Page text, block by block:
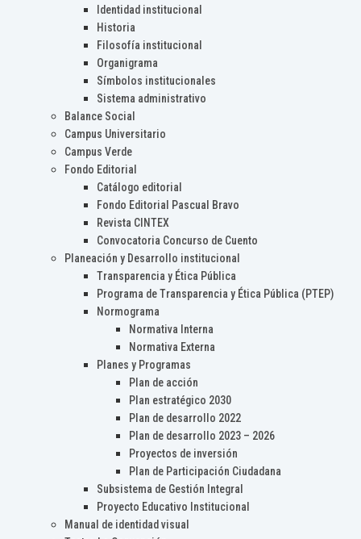
Identidad institucional
Historia
Filosofía institucional
Organigrama
Símbolos institucionales
Sistema administrativo
Balance Social
Campus Universitario
Campus Verde
Fondo Editorial
Catálogo editorial
Fondo Editorial Pascual Bravo
Revista CINTEX
Convocatoria Concurso de Cuento
Planeación y Desarrollo institucional
Transparencia y Ética Pública
Programa de Transparencia y Ética Pública (PTEP)
Normograma
Normativa Interna
Normativa Externa
Planes y Programas
Plan de acción
Plan estratégico 2030
Plan de desarrollo 2022
Plan de desarrollo 2023 – 2026
Proyectos de inversión
Plan de Participación Ciudadana
Subsistema de Gestión Integral
Proyecto Educativo Institucional
Manual de identidad visual